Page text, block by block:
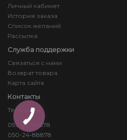
Личный кабинет
История заказа
Список желаний
Рассылка
Служба поддержки
Связаться с нами
Возврат товара
Карта сайта
Контакты
Телефоны:
093-23-88878
050-24-88878
КНОПКА
ЗВ'ЯЗКУ